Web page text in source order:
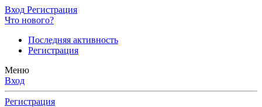
Вход Регистрация
Что нового?
Последняя активность
Регистрация
Меню
Вход
Регистрация